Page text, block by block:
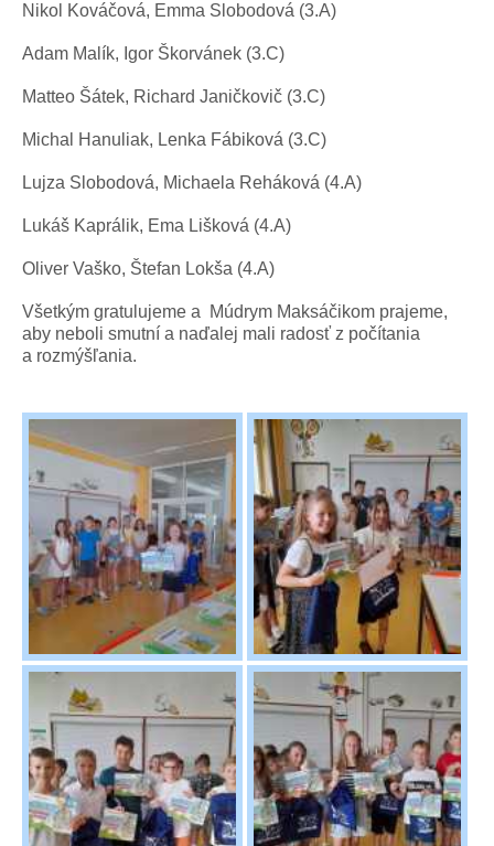
Nikol Kováčová, Emma Slobodová (3.A)
Adam Malík, Igor Škorvánek (3.C)
Matteo Šátek, Richard Janičkovič (3.C)
Michal Hanuliak, Lenka Fábiková (3.C)
Lujza Slobodová, Michaela Reháková (4.A)
Lukáš Kaprálik, Ema Lišková (4.A)
Oliver Vaško, Štefan Lokša (4.A)
Všetkým gratulujeme a Múdrym Maksáčikom prajeme,
aby neboli smutní a naďalej mali radosť z počítania
a rozmýšľania.